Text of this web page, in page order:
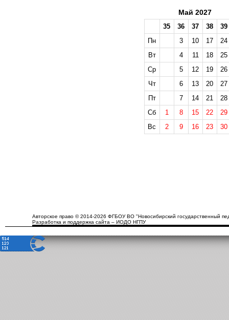
Май 2027
35 36 37 38
39
Пн
3 10 17
24
Вт
4 11 18
25
Ср
5 12 19
26
Чт
6 13 20
27
Пт
7 14 21
28
Сб
1 8 15 22
29
Вс
2 9 16 23 30
Авторское право © 2014-2026 ФГБОУ ВО "Новосибирский государственный
Разработка и поддержка сайта – ИОДО НГПУ